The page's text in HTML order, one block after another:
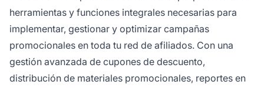
herramientas y funciones integrales necesarias para
implementar, gestionar y optimizar campañas
promocionales en toda tu red de afiliados. Con una
gestión avanzada de cupones de descuento,
distribución de materiales promocionales, reportes en